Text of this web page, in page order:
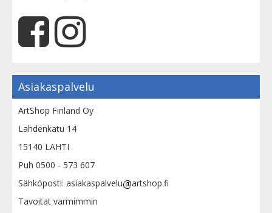
Asiakaspalvelu
ArtShop Finland Oy
Lahdenkatu 14
15140 LAHTI
Puh 0500 - 573 607
Sähköposti: asiakaspalvelu
artshop.fi
Tavoitat varmimmin